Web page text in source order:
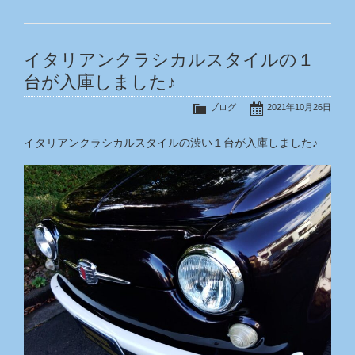
イタリアンクラシカルスタイルの１
台が入庫しました♪
2021年10月26日
ブログ
イタリアンクラシカルスタイルの渋い１台が入庫しました♪